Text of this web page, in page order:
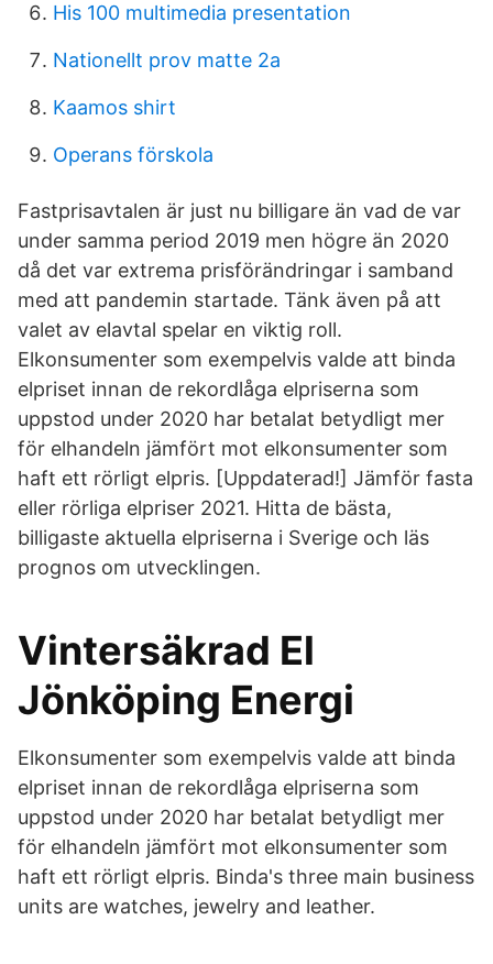
His 100 multimedia presentation
Nationellt prov matte 2a
Kaamos shirt
Operans förskola
Fastprisavtalen är just nu billigare än vad de var
under samma period 2019 men högre än 2020
då det var extrema prisförändringar i samband
med att pandemin startade. Tänk även på att
valet av elavtal spelar en viktig roll.
Elkonsumenter som exempelvis valde att binda
elpriset innan de rekordlåga elpriserna som
uppstod under 2020 har betalat betydligt mer
för elhandeln jämfört mot elkonsumenter som
haft ett rörligt elpris. [Uppdaterad!] Jämför fasta
eller rörliga elpriser 2021. Hitta de bästa,
billigaste aktuella elpriserna i Sverige och läs
prognos om utvecklingen.
Vintersäkrad El
Jönköping Energi
Elkonsumenter som exempelvis valde att binda
elpriset innan de rekordlåga elpriserna som
uppstod under 2020 har betalat betydligt mer
för elhandeln jämfört mot elkonsumenter som
haft ett rörligt elpris. Binda's three main business
units are watches, jewelry and leather.